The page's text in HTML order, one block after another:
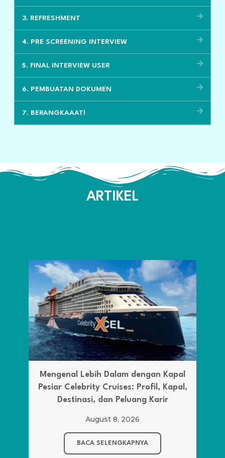
3. REFRESHMENT
4. PRE SCREENING INTERVIEW
5. FINAL INTERVIEW USER
6. PEMBUATAN DOKUMEN
7. BERANGKAAAT!
ARTIKEL
Mengenal Lebih Dalam dengan Kapal
Pesiar Celebrity Cruises: Profil, Kapal,
Destinasi, dan Peluang Karir
August 8, 2026
BACA SELENGKAPNYA